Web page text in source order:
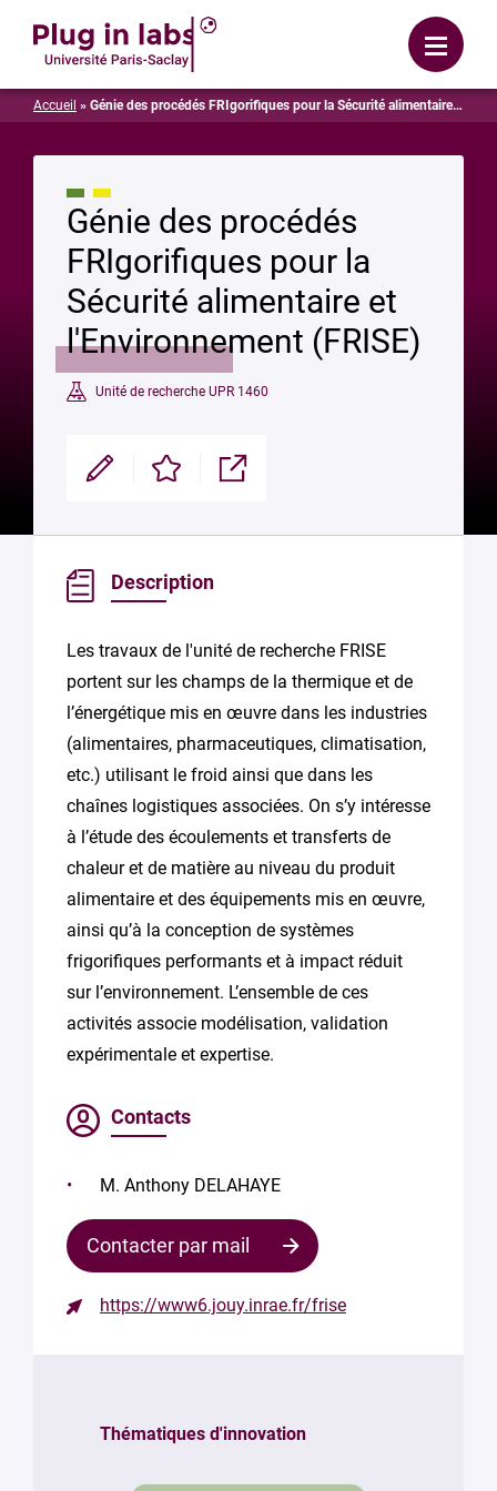
Menu
Accueil » Génie des procédés FRIgorifiques pour la Sécurité alimentaire et l’Environnement (FRISE)
Génie des procédés
FRIgorifiques pour la
Sécurité alimentaire et
l'Environnement (FRISE)
Unité de recherche UPR 1460
Modifier Enregistrer Partager
Description
Les travaux de l'unité de recherche FRISE
portent sur les champs de la thermique et de
l’énergétique mis en œuvre dans les industries
(alimentaires, pharmaceutiques, climatisation,
etc.) utilisant le froid ainsi que dans les
chaînes logistiques associées. On s’y intéresse
à l’étude des écoulements et transferts de
chaleur et de matière au niveau du produit
alimentaire et des équipements mis en œuvre,
ainsi qu’à la conception de systèmes
frigorifiques performants et à impact réduit
sur l’environnement. L’ensemble de ces
activités associe modélisation, validation
expérimentale et expertise.
Contacts
M. Anthony DELAHAYE
Contacter par mail
Votre
https://www6.jouy.inrae.fr/frise
Thématiques d'innovation